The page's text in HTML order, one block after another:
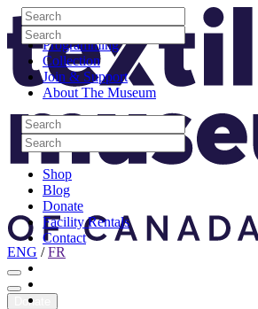
Skip to content
Visit
Programming
Collection
Join & Support
About The Museum
Search
Search
Search
Search
Shop
Blog
Donate
Facility Rentals
Contact
Youtube
Search
Search
Search
Search
Site Logo
ENG /FR
Donate